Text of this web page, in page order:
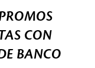
CON
BANCO